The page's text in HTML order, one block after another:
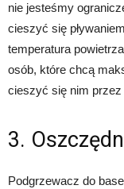
nie jesteśmy
cieszyć się
temperatura
osób, które chcą
cieszyć się nim
3.
Podgrzewacz do